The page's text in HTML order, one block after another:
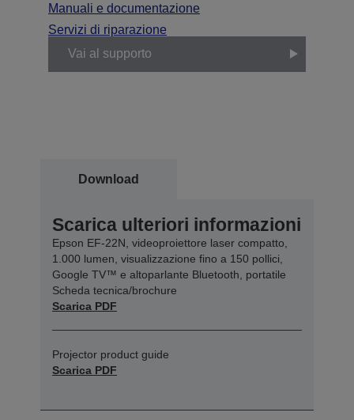
Manuali e documentazione
Servizi di riparazione
Vai al supporto
Download
Scarica ulteriori informazioni
Epson EF-22N, videoproiettore laser compatto,
1.000 lumen, visualizzazione fino a 150 pollici,
Google TV™ e altoparlante Bluetooth, portatile
Scheda tecnica/brochure
Scarica PDF
Projector product guide
Scarica PDF